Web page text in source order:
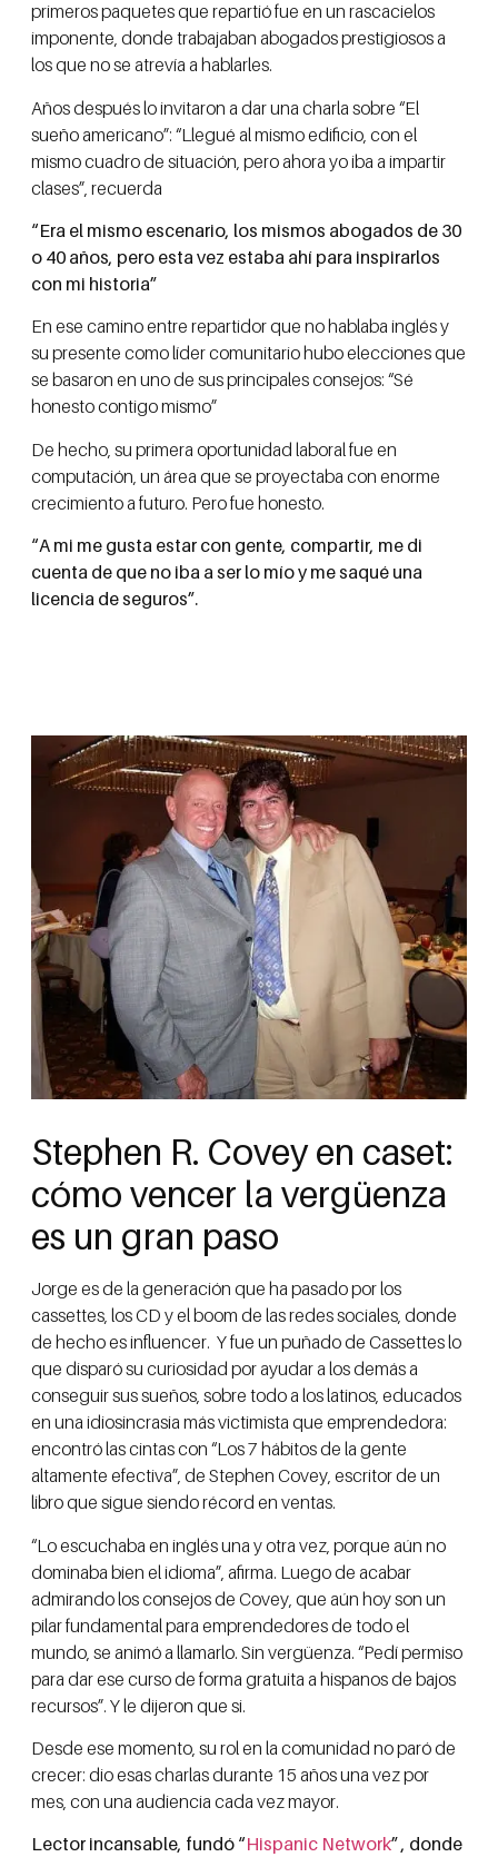
primeros paquetes que repartió fue en un rascacielos
imponente, donde trabajaban abogados prestigiosos a
los que no se atrevía a hablarles.
Años después lo invitaron a dar una charla sobre “El
sueño americano”: “Llegué al mismo edificio, con el
mismo cuadro de situación, pero ahora yo iba a impartir
clases”, recuerda
“Era el mismo escenario, los mismos abogados de 30
o 40 años, pero esta vez estaba ahí para inspirarlos
con mi historia”
En ese camino entre repartidor que no hablaba inglés y
su presente como líder comunitario hubo elecciones que
se basaron en uno de sus principales consejos: “Sé
honesto contigo mismo”
De hecho, su primera oportunidad laboral fue en
computación, un área que se proyectaba con enorme
crecimiento a futuro. Pero fue honesto.
“A mi me gusta estar con gente, compartir, me di
cuenta de que no iba a ser lo mío y me saqué una
licencia de seguros”.
Stephen R. Covey en caset:
cómo vencer la vergüenza
es un gran paso
Jorge es de la generación que ha pasado por los
cassettes, los CD y el boom de las redes sociales, donde
de hecho es influencer. Y fue un puñado de Cassettes lo
que disparó su curiosidad por ayudar a los demás a
conseguir sus sueños, sobre todo a los latinos, educados
en una idiosincrasia más victimista que emprendedora:
encontró las cintas con “Los 7 hábitos de la gente
altamente efectiva”, de Stephen Covey, escritor de un
libro que sigue siendo récord en ventas.
“Lo escuchaba en inglés una y otra vez, porque aún no
dominaba bien el idioma”, afirma. Luego de acabar
admirando los consejos de Covey, que aún hoy son un
pilar fundamental para emprendedores de todo el
mundo, se animó a llamarlo. Sin vergüenza. “Pedí permiso
para dar ese curso de forma gratuita a hispanos de bajos
recursos”. Y le dijeron que si.
Desde ese momento, su rol en la comunidad no paró de
crecer: dio esas charlas durante 15 años una vez por
mes, con una audiencia cada vez mayor.
Lector incansable, fundó “Hispanic Network” , donde